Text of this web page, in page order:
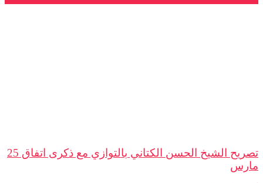
تصريح الشيخ الحسن الكتاني بالتوازي مع ذكرى اتفاق 25
مارس